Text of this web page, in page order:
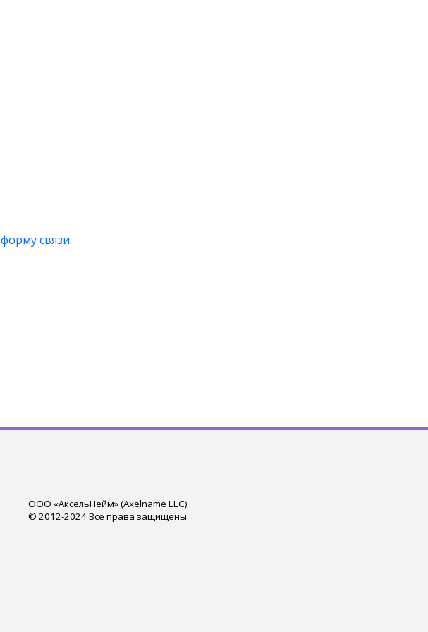
форму связи.
ООО «АксельНейм» (Axelname LLC)
© 2012-2024 Все права защищены.